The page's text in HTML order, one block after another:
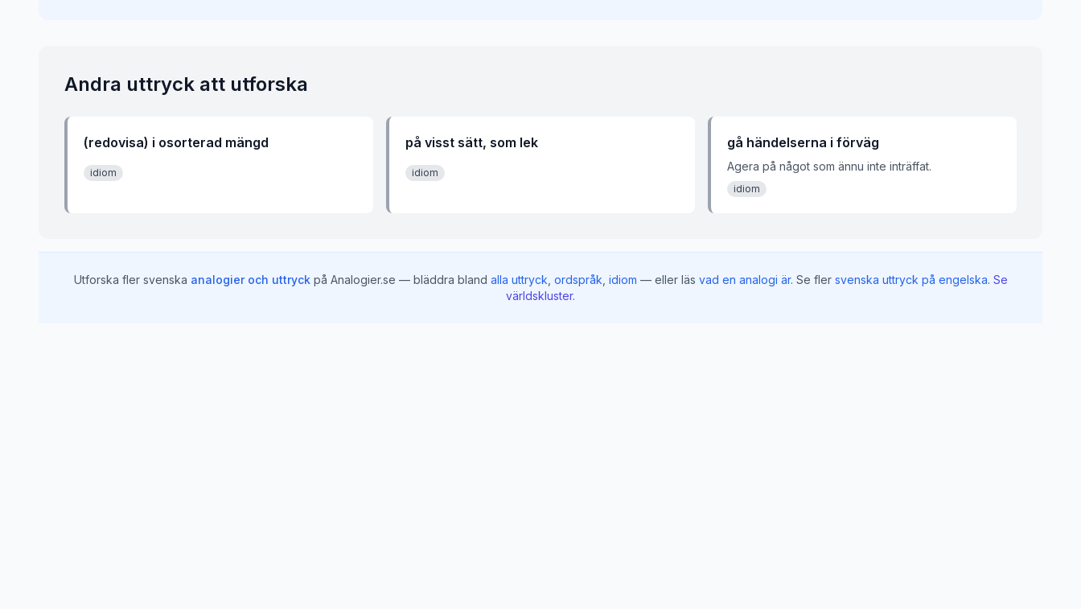
Andra uttryck att utforska
(redovisa) i osorterad mängd
idiom
på visst sätt, som lek
idiom
gå händelserna i förväg
Agera på något som ännu inte inträffat.
idiom
Utforska fler svenska analogier och uttryck på Analogier.se — bläddra bland alla uttryck ordspråk idiom — eller läs vad en analogi är. Se fler svenska uttryck på engelska. Se
världskluster.